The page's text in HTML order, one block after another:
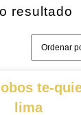
resultado